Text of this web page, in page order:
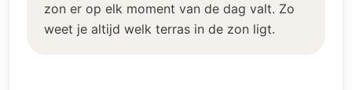
zon er op elk moment van de dag valt. Zo
weet je altijd welk terras in de zon ligt.